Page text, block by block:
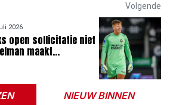
Volgende
2026
open sollicitatie niet
maakt
NIEUW BINNEN